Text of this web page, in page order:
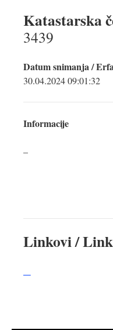
Katastarska
3439
Datum snimanja /
30.04.2024 09:01:32
Informacije
–
Linkovi /
–